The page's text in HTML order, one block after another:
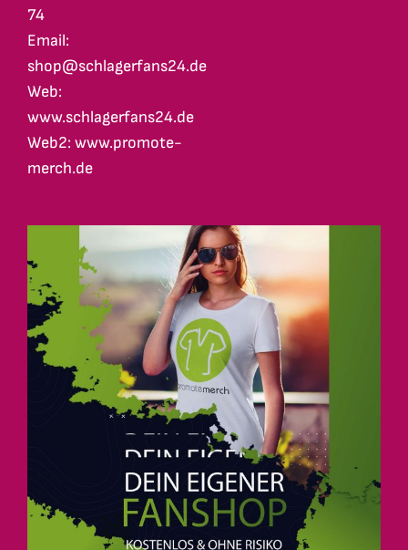
74
Email:
shop@schlagerfans24.de
Web:
www.schlagerfans24.de
Web2: www.promote-
merch.de